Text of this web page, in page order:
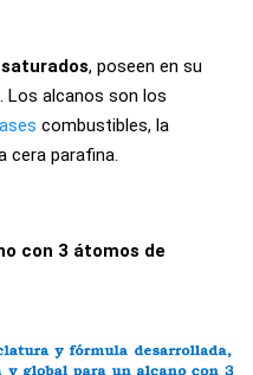
, poseen en su
. Los alcanos son los
combustibles, la
cera parafina.
con 3 átomos de